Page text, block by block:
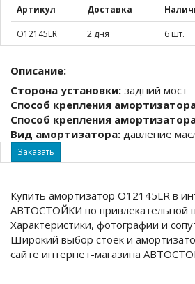
Артикул Доставка
O12145LR 2 дня 6 шт.
Описание:
Сторона установки: задний мост
Способ крепления
Способ крепления
Вид амортизатора: давление
Заказать
Купить амортизатор O12145LR в
АВТОСТОЙКИ по привлекательной
Характеристики, фотографии и
Широкий выбор стоек и
сайте интернет-магазина